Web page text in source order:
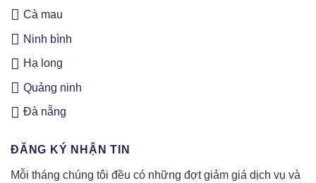
Cà mau
Ninh bình
Hạ long
Quảng ninh
Đà nẵng
ĐĂNG KÝ NHẬN TIN
Mỗi tháng chúng tôi đều có những đợt giảm giá dịch vụ và